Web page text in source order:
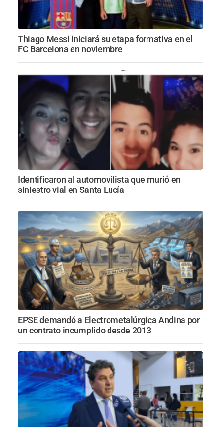
Thiago Messi iniciará su etapa formativa en el
FC Barcelona en noviembre
Identificaron al automovilista que murió en
siniestro vial en Santa Lucía
EPSE demandó a Electrometalúrgica Andina por
un contrato incumplido desde 2013